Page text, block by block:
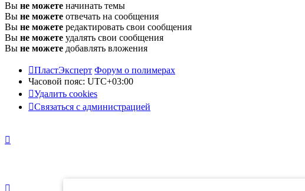
Вы не можете начинать темы
Вы не можете отвечать на сообщения
Вы не можете редактировать свои сообщения
Вы не можете удалять свои сообщения
Вы не можете добавлять вложения
ПластЭксперт Форум о полимерах
Часовой пояс: UTC+03:00
Удалить cookies
Связаться с администрацией